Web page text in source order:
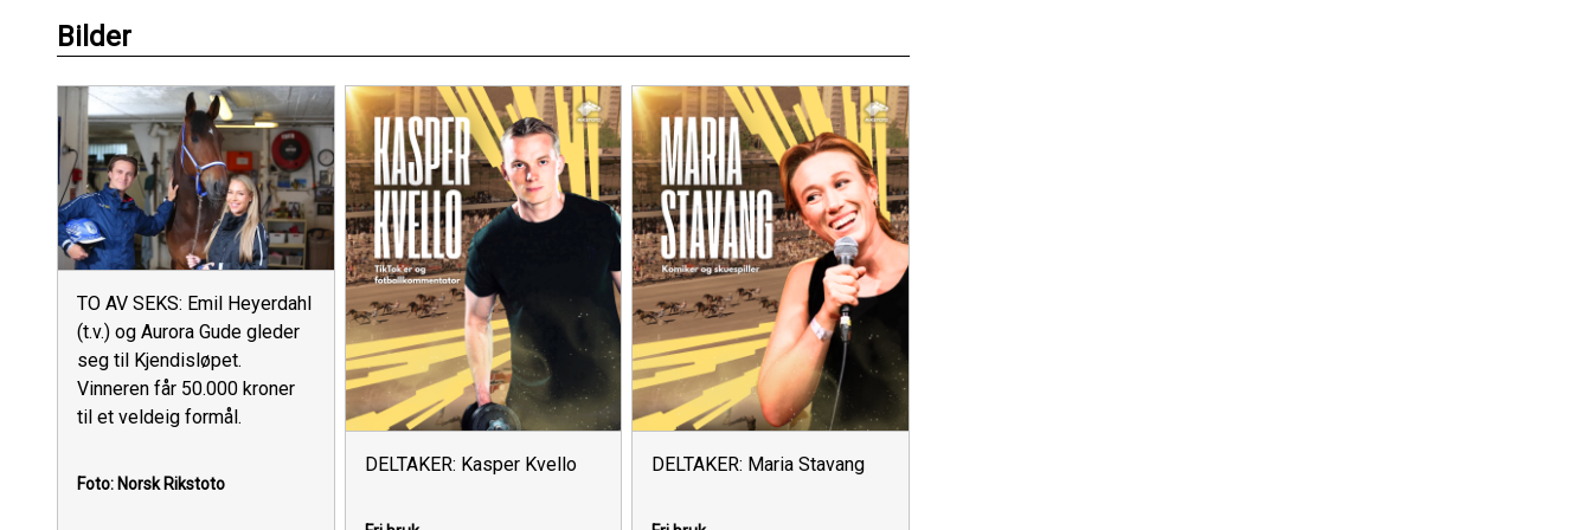
Bilder
TO AV SEKS: Emil Heyerdahl
(t.v.) og Aurora Gude gleder
seg til Kjendisløpet.
Vinneren får 50.000 kroner
til et veldeig formål.
Foto: Norsk Rikstoto
DELTAKER: Kasper Kvello DELTAKER: Maria Stavang